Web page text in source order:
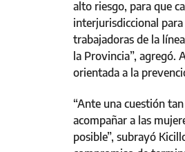
alto riesgo, para que
interjurisdiccional
trabajadoras de la
la Provincia”, agregó.
orientada a la
“Ante una cuestión
acompañar a las
posible”, subrayó